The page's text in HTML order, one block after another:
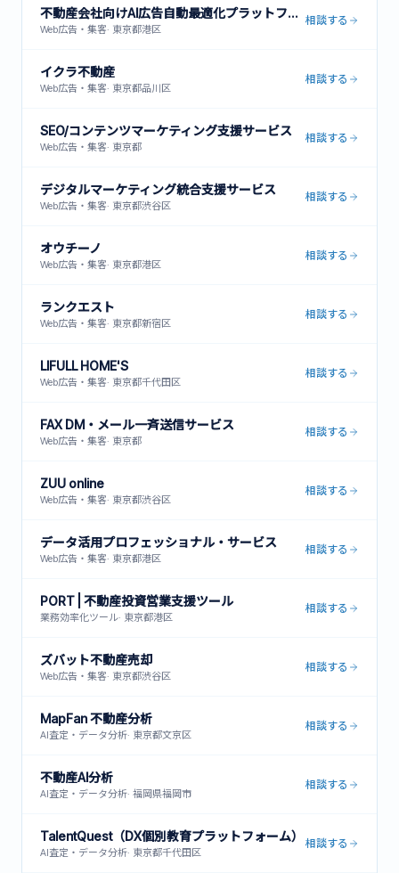
不動産会社向けAI広告自動最適化プラットフォーム
Web広告・集客· 東京都港区
相談する
イクラ不動産
Web広告・集客· 東京都品川区
相談する
SEO/コンテンツマーケティング支援サービス
Web広告・集客· 東京都
相談する
デジタルマーケティング統合支援サービス
Web広告・集客· 東京都渋谷区
相談する
オウチーノ
Web広告・集客· 東京都港区
相談する
ランクエスト
Web広告・集客· 東京都新宿区
相談する
LIFULL HOME'S
Web広告・集客· 東京都千代田区
相談する
FAX DM・メール一斉送信サービス
Web広告・集客· 東京都
相談する
ZUU online
Web広告・集客· 東京都渋谷区
相談する
データ活用プロフェッショナル・サービス
Web広告・集客· 東京都港区
相談する
PORT | 不動産投資営業支援ツール
業務効率化ツール· 東京都港区
相談する
ズバット不動産売却
Web広告・集客· 東京都渋谷区
相談する
MapFan 不動産分析
AI査定・データ分析· 東京都文京区
相談する
不動産AI分析
AI査定・データ分析· 福岡県福岡市
相談する
TalentQuest（DX個別教育プラットフォーム）
AI査定・データ分析· 東京都千代田区
相談する